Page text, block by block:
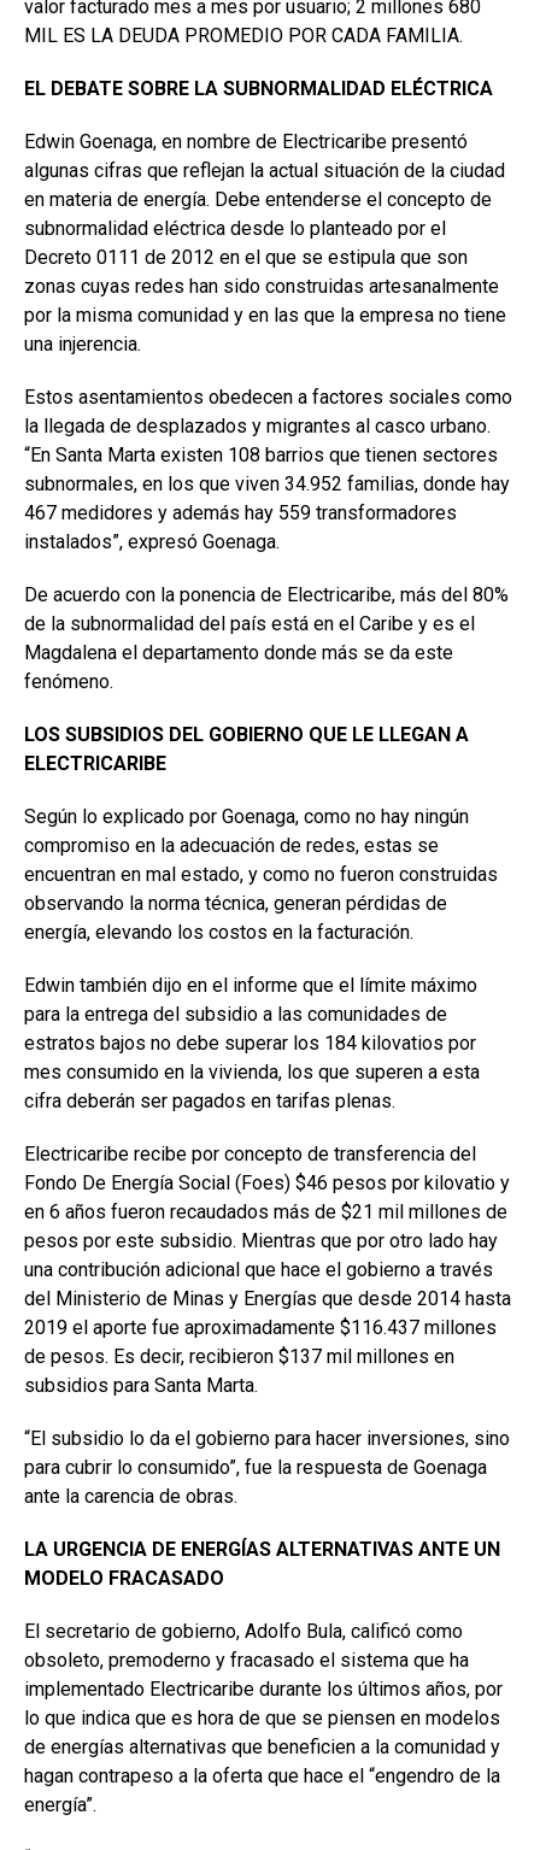
valor facturado mes a mes por usuario; 2 millones 680
MIL ES LA DEUDA PROMEDIO POR CADA FAMILIA.
EL DEBATE SOBRE LA SUBNORMALIDAD ELÉCTRICA
Edwin Goenaga, en nombre de Electricaribe presentó
algunas cifras que reflejan la actual situación de la ciudad
en materia de energía. Debe entenderse el concepto de
subnormalidad eléctrica desde lo planteado por el
Decreto 0111 de 2012 en el que se estipula que son
zonas cuyas redes han sido construidas artesanalmente
por la misma comunidad y en las que la empresa no tiene
una injerencia.
Estos asentamientos obedecen a factores sociales como
la llegada de desplazados y migrantes al casco urbano.
“En Santa Marta existen 108 barrios que tienen sectores
subnormales, en los que viven 34.952 familias, donde hay
467 medidores y además hay 559 transformadores
instalados”, expresó Goenaga.
De acuerdo con la ponencia de Electricaribe, más del 80%
de la subnormalidad del país está en el Caribe y es el
Magdalena el departamento donde más se da este
fenómeno.
LOS SUBSIDIOS DEL GOBIERNO QUE LE LLEGAN A
ELECTRICARIBE
Según lo explicado por Goenaga, como no hay ningún
compromiso en la adecuación de redes, estas se
encuentran en mal estado, y como no fueron construidas
observando la norma técnica, generan pérdidas de
energía, elevando los costos en la facturación.
Edwin también dijo en el informe que el límite máximo
para la entrega del subsidio a las comunidades de
estratos bajos no debe superar los 184 kilovatios por
mes consumido en la vivienda, los que superen a esta
cifra deberán ser pagados en tarifas plenas.
Electricaribe recibe por concepto de transferencia del
Fondo De Energía Social (Foes) $46 pesos por kilovatio y
en 6 años fueron recaudados más de $21 mil millones de
pesos por este subsidio. Mientras que por otro lado hay
una contribución adicional que hace el gobierno a través
del Ministerio de Minas y Energías que desde 2014 hasta
2019 el aporte fue aproximadamente $116.437 millones
de pesos. Es decir, recibieron $137 mil millones en
subsidios para Santa Marta.
“El subsidio lo da el gobierno para hacer inversiones, sino
para cubrir lo consumido”, fue la respuesta de Goenaga
ante la carencia de obras.
LA URGENCIA DE ENERGÍAS ALTERNATIVAS ANTE UN
MODELO FRACASADO
El secretario de gobierno, Adolfo Bula, calificó como
obsoleto, premoderno y fracasado el sistema que ha
implementado Electricaribe durante los últimos años, por
lo que indica que es hora de que se piensen en modelos
de energías alternativas que beneficien a la comunidad y
hagan contrapeso a la oferta que hace el “engendro de la
energía”.